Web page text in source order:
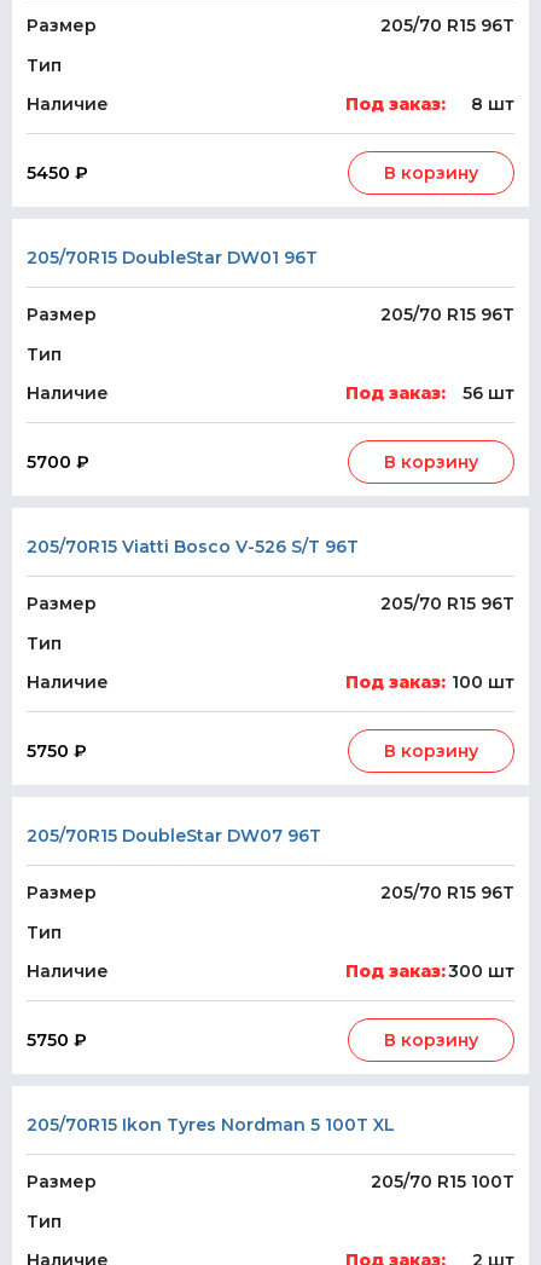
Размер
205/70 R15 96T
Тип
Наличие
Под заказ: 8 шт
5450 ₽ В корзину
205/70R15 DoubleStar DW01 96T
Размер
205/70 R15 96T
Тип
Наличие
Под заказ: 56 шт
5700 ₽ В корзину
205/70R15 Viatti Bosco V-526 S/T 96T
Размер
205/70 R15 96T
Тип
Наличие
Под заказ: 100 шт
5750 ₽ В корзину
205/70R15 DoubleStar DW07 96T
Размер
205/70 R15 96T
Тип
Наличие
Под заказ:300 шт
5750 ₽ В корзину
205/70R15 Ikon Tyres Nordman 5 100T XL
Размер
205/70 R15 100T
Тип
Наличие
Под заказ: 2 шт